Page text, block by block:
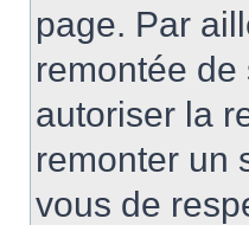
page. Par
remontée de
autoriser la
remonter un
vous de